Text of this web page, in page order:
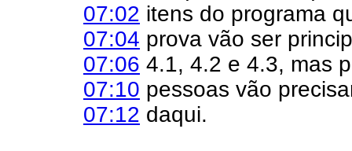
07:02 itens do programa
07:04 prova vão ser
07:06 4.1, 4.2 e 4.3, mas
07:10 pessoas vão
07:12 daqui.